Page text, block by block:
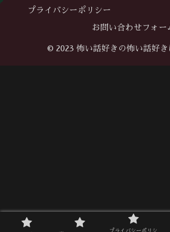
プライバシーポリシー
お問い合わせフォー
© 2023 怖い話好きの怖い話好き
プライバシーポリシ